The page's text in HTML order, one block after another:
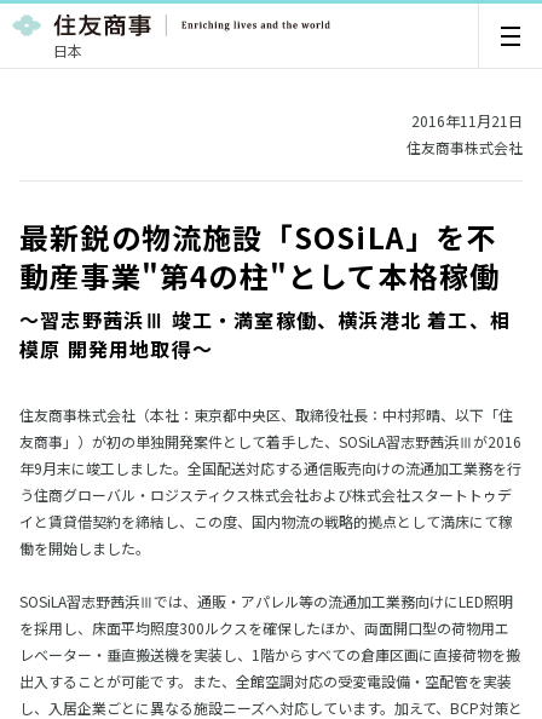
日本
2016年11月21日
住友商事株式会社
最新鋭の物流施設「SOSiLA」を不
動産事業"第4の柱"として本格稼働
～習志野茜浜Ⅲ 竣工・満室稼働、横浜港北 着工、相
模原 開発用地取得～
住友商事株式会社（本社：東京都中央区、取締役社長：中村邦晴、以下「住
友商事」）が初の単独開発案件として着手した、SOSiLA習志野茜浜Ⅲが2016
年9月末に竣工しました。全国配送対応する通信販売向けの流通加工業務を行
う住商グローバル・ロジスティクス株式会社および株式会社スタートトゥデ
イと賃貸借契約を締結し、この度、国内物流の戦略的拠点として満床にて稼
働を開始しました。
SOSiLA習志野茜浜Ⅲでは、通販・アパレル等の流通加工業務向けにLED照明
を採用し、床面平均照度300ルクスを確保したほか、両面開口型の荷物用エ
レベーター・垂直搬送機を実装し、1階からすべての倉庫区画に直接荷物を搬
出入することが可能です。また、全館空調対応の受変電設備・空配管を実装
し、入居企業ごとに異なる施設ニーズへ対応しています。加えて、BCP対策と